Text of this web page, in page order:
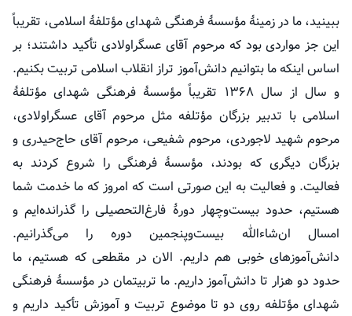
ببینید، ما در زمینهٔ مؤسسهٔ فرهنگی شهدایمؤتلفهٔ اسلامی، تقریباً
این جز مواردی بود که مرحوم آقای عسگراولادی تأکید داشتند؛ بر
اساس اینکه ما بتوانیم دانش‌آموز تراز انقلاب اسلامی تربیت بکنیم.
و سال از سال ۱۳۶۸ تقریباً مؤسسهٔ فرهنگی شهدای
مؤتلفهٔ
اسلامی با تدبیر بزرگان مؤتلفه مثل مرحوم آقای عسگراولادی،
مرحوم شهید لاجوردی، مرحوم شفیعی، مرحوم آقای حاج‌حیدری و
بزرگان دیگری که بودند، مؤسسهٔ فرهنگی را شروع کردند به
فعالیت. و فعالیت به این صورتی است که امروز که ما خدمت شما
هستیم، حدود بیست‌وچهار دورهٔ فارغ‌التحصیلی را گذرانده‌ایم و
امسال ان‌شاءالله بیست‌وپنجمیندوره را می‌گذرانیم.
دانش‌آموزهای خوبی هم داریم. الان در مقطعی که هستیم، ما
حدود دو هزار تا دانش‌آموز داریم. ما تربیتمان در مؤسسهٔ فرهنگی
شهدایمؤتلفه روی دو تا موضوع تربیت و آموزش تأکید داریم و